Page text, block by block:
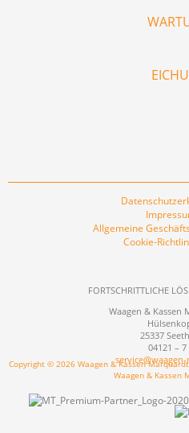
Allgemeine
Cookie-
FORTSCHRITTLICHE
Waagen & Kassen
25337
04121 – 7
Copyright © 2026 Waagen & Kassen
Waagen & Kassen